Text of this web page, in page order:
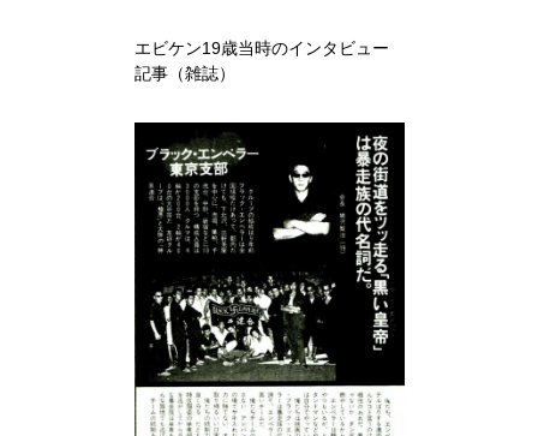
エビケン19歳当時のインタビュー
記事（雑誌）